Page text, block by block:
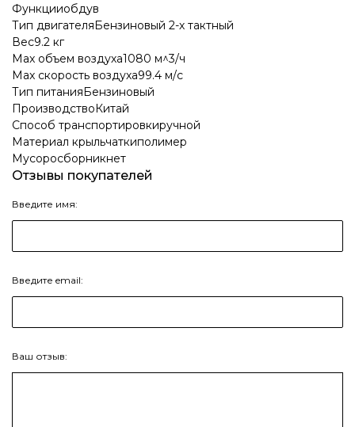
Функцииобдув
Тип двигателяБензиновый 2-х тактный
Вес9.2 кг
Max объем воздуха1080 м^3/ч
Max скорость воздуха99.4 м/с
Тип питанияБензиновый
ПроизводствоКитай
Способ транспортировкиручной
Материал крыльчаткиполимер
Мусоросборникнет
Отзывы покупателей
Введите имя:
Введите email:
Ваш отзыв: